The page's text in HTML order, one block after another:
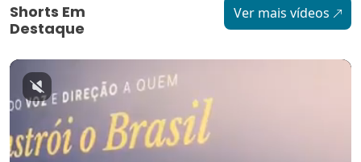
Shorts Em
Destaque
Ver mais vídeos